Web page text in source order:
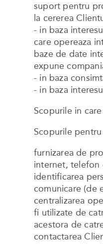
suport pentru
la cererea
- in baza
care opereaza
baze de date
expune
- in baza
- in baza
Scopurile in
Scopurile
furnizarea de
internet, telefon
identificarea
comunicare (de
centralizarea
fi utilizate de
acestora de
contactarea